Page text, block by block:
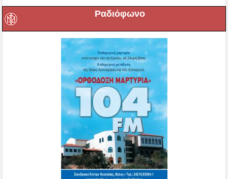
Ραδιόφωνο